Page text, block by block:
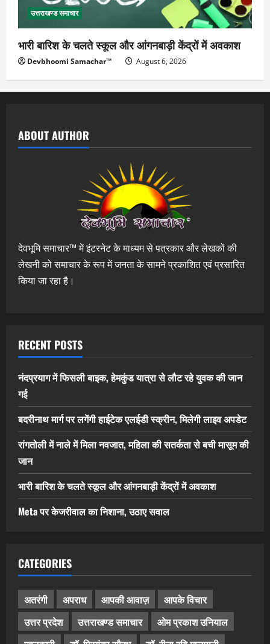
उत्तराखण्ड समाचार
भारी बारिश के चलते स्कूल और आंगनबाड़ी केंद्रों में अवकाश
Devbhoomi Samachar™ August 6, 2026
ABOUT AUTHOR
देवभूमि समाचार™ में इंटरनेट के माध्यम से पत्रकार और लेखकों की
लेखनी को समाचार के रूप में जनता के सामने प्रकाशित एवं प्रसारित
किया जा रहा है।
RECENT POSTS
नंदप्रयाग में फिसली बाइक, हेमकुंड यात्रा से लौट रहे युवक की जान
गई
बदरीनाथ मार्ग पर लगेंगी हाईटेक एलईडी स्क्रीन, मिलेगी लाइव अपडेट
रांगतोली में नाले में मिला नवजात, महिला की सतर्कता से बची मासूम की
जान
भारी बारिश के चलते स्कूल और आंगनबाड़ी केंद्रों में अवकाश
Meta पर केजरीवाल का निशाना, उठाए सवाल
CATEGORIES
अतरंगी अपराध आपकी आवाज़
आपके विचार
उत्तर प्रदेश
उत्तराखण्ड समाचार
ओम प्रकाश उनियाल